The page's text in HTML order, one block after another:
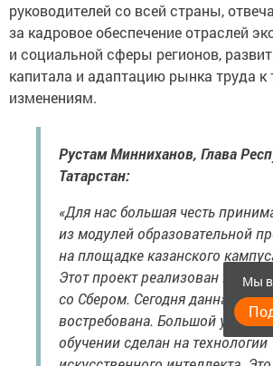
руководителей со всей страны,
за кадровое обеспечение отраслей
и социальной сферы регионов,
капитала и адаптацию рынка труда к
изменениям.
Рустам Минниханов, Глава
Татарстан:
«Для нас большая честь
из модулей образовательной
на площадке казанского
Этот проект реализован в
со Сбером. Сегодня данная
востребована. Большой упор в
обучении сделан на технологии
Мы в